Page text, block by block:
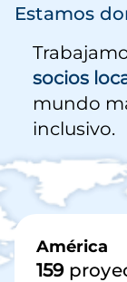
Estamos
socios
mundo
inclusivo.
Imagen
América
159